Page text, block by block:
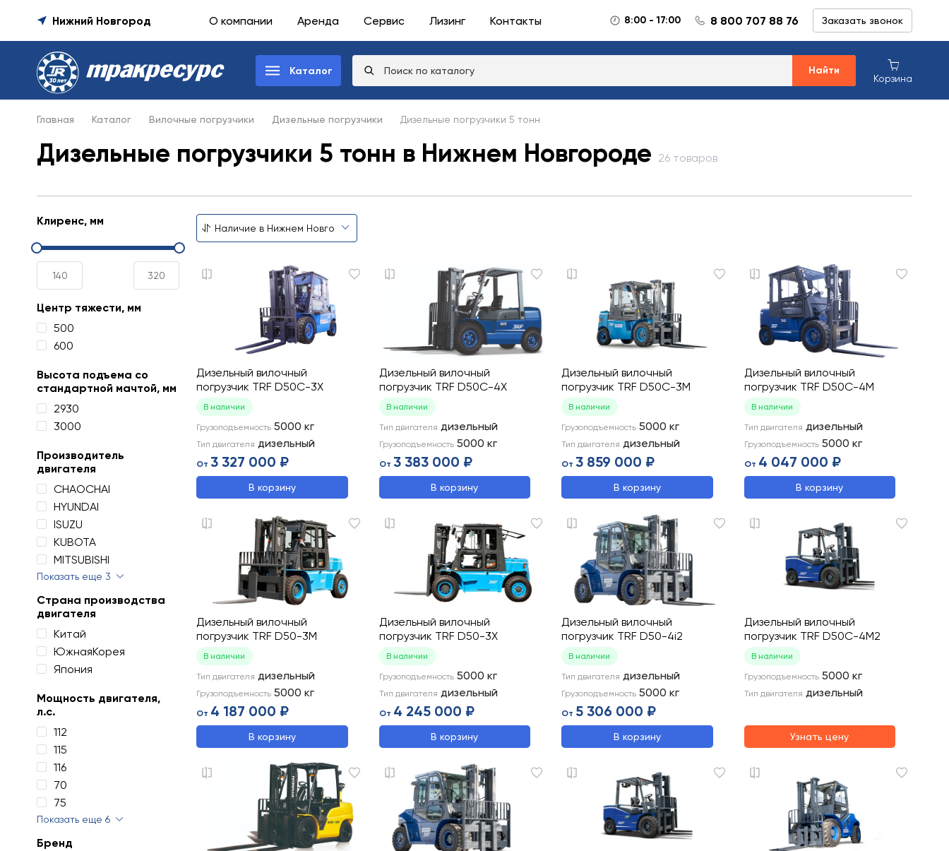
Нижний Новгород О компании Аренда Сервис Лизинг Контакты 8:00 - 17:00 8 800 707 88 76 Заказать звонок
Каталог Найти
Корзина
Главная Каталог Вилочные погрузчики Дизельные погрузчики Дизельные погрузчики 5 тонн
Дизельные погрузчики 5 тонн в Нижнем Новгороде 26 товаров
Клиренс, мм
Центр тяжести, мм
500
600
Высота подъема со
стандартной мачтой, мм
2930
3000
Производитель
двигателя
CHAOCHAI
HYUNDAI
ISUZU
KUBOTA
MITSUBISHI
Показать еще 3
Страна производства
двигателя
Китай
ЮжнаяКорея
Япония
Мощность двигателя,
л.с.
112
115
116
70
75
Показать еще 6
Бренд
Дизельный вилочный
погрузчик TRF D50C-3X
В наличии
Грузоподъемность 5000 кг
Тип двигателя дизельный
От 3 327 000 ₽
В корзину
Дизельный вилочный
погрузчик TRF D50C-4X
В наличии
Тип двигателя дизельный
Грузоподъемность 5000 кг
От 3 383 000 ₽
В корзину
Дизельный вилочный
погрузчик TRF D50C-3M
В наличии
Грузоподъемность 5000 кг
Тип двигателя дизельный
От 3 859 000 ₽
В корзину
Дизельный вилочный
погрузчик TRF D50C-4M
В наличии
Тип двигателя дизельный
Грузоподъемность 5000 кг
От 4 047 000 ₽
В корзину
Дизельный вилочный
погрузчик TRF D50-3M
В наличии
Тип двигателя дизельный
Грузоподъемность 5000 кг
От 4 187 000 ₽
В корзину
Дизельный вилочный
погрузчик TRF D50-3X
В наличии
Грузоподъемность 5000 кг
Тип двигателя дизельный
От 4 245 000 ₽
В корзину
Дизельный вилочный
погрузчик TRF D50-4i2
В наличии
Тип двигателя дизельный
Грузоподъемность 5000 кг
От 5 306 000 ₽
В корзину
Дизельный вилочный
погрузчик TRF D50C-4M2
В наличии
Грузоподъемность 5000 кг
Тип двигателя дизельный
Узнать цену